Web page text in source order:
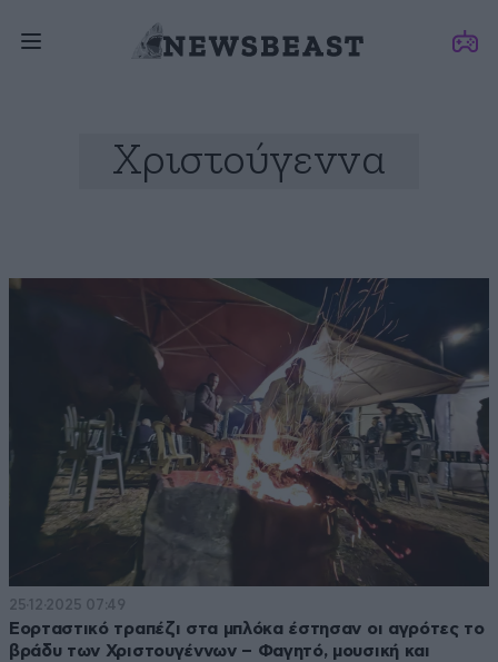
Χριστούγεννα
25·12·2025 07:49
Εορταστικό τραπέζι στα μπλόκα έστησαν οι αγρότες το
βράδυ των Χριστουγέννων – Φαγητό, μουσική και